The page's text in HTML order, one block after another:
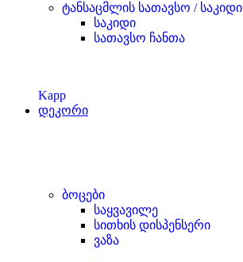
ტანსაცმლის სათავსო / საკიდი
საკიდი
სათავსო ჩანთა
Kapp
დეკორი
ბოცები
საყვავილე
სითხის დისპენსერი
ვაზა